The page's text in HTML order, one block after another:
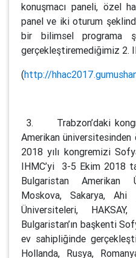
konuşmacı paneli, özel
panel ve iki oturum
bir bilimsel programa
gerçekleştiremediğimiz 2.
(http://
3. Trabzon’daki
Amerikan
2018 yılı kongremizi
IHMC’yi 3-5 Ekim 2018
Bulgaristan
Moskova, Sakarya, Ahi
Üniversiteleri,
Bulgaristan’ın başkenti
ev sahipliğinde
Hollanda, Rusya,